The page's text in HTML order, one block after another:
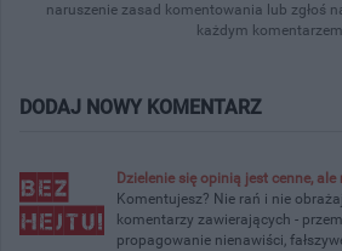
naruszenie zasad komentowania lub zgłoś
każdym
DODAJ NOWY KOMENTARZ
Dzielenie się opinią jest cenne,
Komentujesz? Nie rań i nie
komentarzy zawierających -
propagowanie nienawiści,